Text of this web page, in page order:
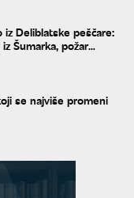
iz Deliblatske peščare:
Šumarka, požar
se najviše promeni